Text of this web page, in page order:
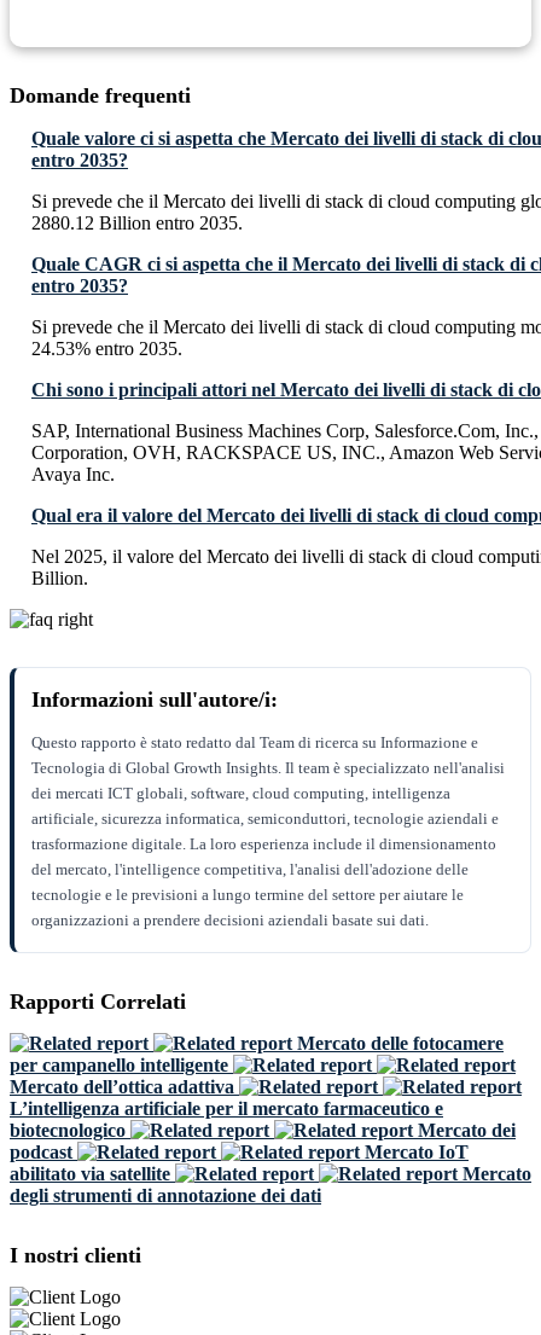
Domande frequenti
Quale valore ci si aspetta che Mercato dei livelli di stack di
entro 2035?
Si prevede che il Mercato dei livelli di stack di cloud computing
2880.12 Billion entro 2035.
Quale CAGR ci si aspetta che il Mercato dei livelli di stack di
entro 2035?
Si prevede che il Mercato dei livelli di stack di cloud computing
24.53% entro 2035.
Chi sono i principali attori nel Mercato dei livelli di stack di
SAP, International Business Machines Corp, Salesforce.Com,
Corporation, OVH, RACKSPACE US, INC., Amazon Web
Avaya Inc.
Qual era il valore del Mercato dei livelli di stack di cloud
Nel 2025, il valore del Mercato dei livelli di stack di cloud
Billion.
Informazioni sull'autore/i:
Questo rapporto è stato redatto dal Team di ricerca su Informazione e
Tecnologia di Global Growth Insights. Il team è specializzato nell'analisi
dei mercati ICT globali, software, cloud computing, intelligenza
artificiale, sicurezza informatica, semiconduttori, tecnologie aziendali e
trasformazione digitale. La loro esperienza include il dimensionamento
del mercato, l'intelligence competitiva, l'analisi dell'adozione delle
tecnologie e le previsioni a lungo termine del settore per aiutare le
organizzazioni a prendere decisioni aziendali basate sui dati.
Rapporti Correlati
Mercato delle fotocamere
per campanello intelligente
Mercato dell’ottica adattiva
L’intelligenza artificiale per il mercato farmaceutico e
biotecnologico
Mercato dei
podcast
Mercato IoT
abilitato via satellite
Mercato
degli strumenti di annotazione dei dati
I nostri clienti